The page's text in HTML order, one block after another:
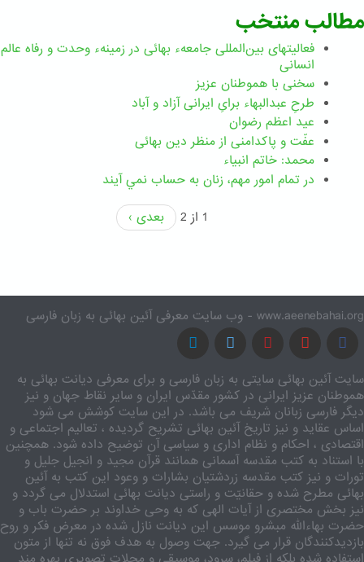
مطالب منتخب
فعالیتهای بین‌المللی جامعهء بهائی در زمینهء وحدت و رفاه عالم
انسانی
سخنی با هموطنان عزیز
طرحِ عبدالبهاء برایِ ایرانی آزاد و آباد
عید اعظم رضوان
عفّت و پاکدامنی از منظر دین بهائی
محمد: خاتم انبیاء
در تمام امور مهم،‌ زنان به حساب نمي آيند
1 از 2
بعدی ›
www.aeenebahai.org - وب سایت معرفی آئین بهائی به زبان فارسی
سایت آئین بهائی سایتی به زبان فارسی و برای معرفی دیانت بهائی به
هموطنان عزیز ایرانی در کشور مقدّس ایران و سایر نقاط جهان و نیز
دیگر فارسی زبانان شریف می باشد. در این سایت کوشش می شود
اساس عقاید و نیز تاریخ آئین بهائی تشریح گردیده ، تعالیم اجتماعی و
اقتصادی ، احکام و نظام اداری و سیاسی آن توضیح داده شود. همچنین
با استناد به کتب مقدسه آسمانی همانند قرآن مجید و انجیل جلیل و
تورات و نیز کتب مقدسه زردشتیان بشارات و وعود این کتب به آئین
بهائی مطرح شده و حقانیّت و راستی دیانت بهائی استدلال می گردد و
نیز بخش مختصری از آیات الهی که به وحی خداوند بر حضرت باب و
حضرت بهاءالله مبشرو موسس این دیانت نازل شده در معرض فکر و روح
بازدیدکنندگان قرار می گیرد. جهت وصول به هدف فوق نه تنها از متون